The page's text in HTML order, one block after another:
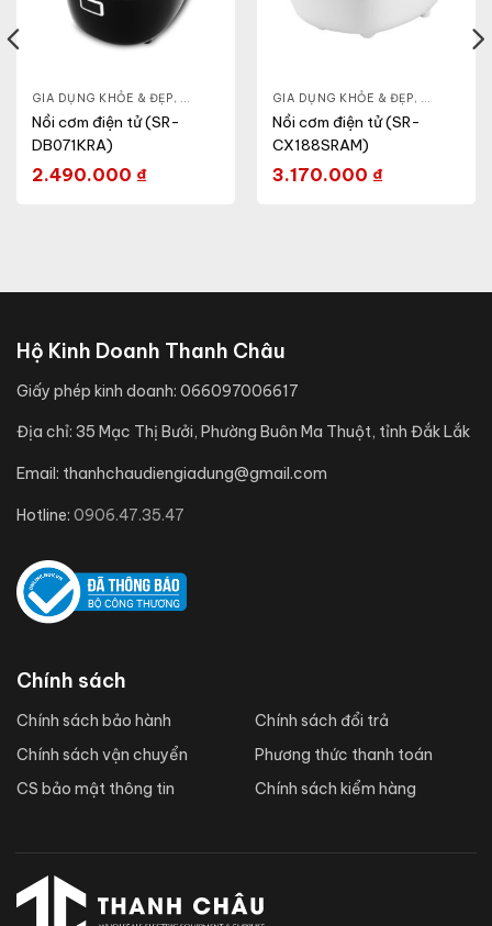
GIA DỤNG KHỎE & ĐẸP, NỒI - ẤM - CA - BÌNH, NỒI CƠM ĐIỆN
Nồi cơm điện tử (SR-
DB071KRA)
2.490.000 ₫
GIA DỤNG KHỎE & ĐẸP, NỒI - ẤM -
Nồi cơm điện tử (SR-
CX188SRAM)
3.170.000 ₫
,LÒ VI SÓNG
Hộ Kinh Doanh Thanh Châu
Giấy phép kinh doanh: 066097006617
Địa chỉ: 35 Mạc Thị Bưởi, Phường Buôn Ma Thuột, tỉnh Đắk Lắk
Email: thanhchaudiengiadung@gmail.com
Hotline: 0906.47.35.47
Chính sách
Chính sách bảo hành
Chính sách vận chuyển
CS bảo mật thông tin
Chính sách đổi trả
Phương thức thanh toán
Chính sách kiểm hàng